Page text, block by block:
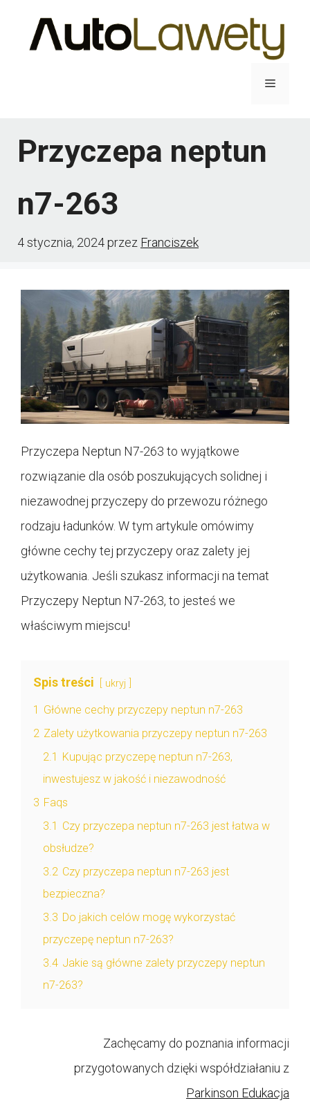
Menu
Przyczepa neptun
n7-263
4 stycznia, 2024przez Franciszek
Przyczepa Neptun N7-263 to wyjątkowe
rozwiązanie dla osób poszukujących solidnej i
niezawodnej przyczepy do przewozu różnego
rodzaju ładunków. W tym artykule omówimy
główne cechy tej przyczepy oraz zalety jej
użytkowania. Jeśli szukasz informacji na temat
Przyczepy Neptun N7-263, to jesteś we
właściwym miejscu!
Spis treści ukryj
1 Główne cechy przyczepy neptun n7-263
2 Zalety użytkowania przyczepy neptun n7-263
2.1 Kupując przyczepę neptun n7-263,
inwestujesz w jakość i niezawodność
3 Faqs
3.1 Czy przyczepa neptun n7-263 jest łatwa w
obsłudze?
3.2 Czy przyczepa neptun n7-263 jest
bezpieczna?
3.3 Do jakich celów mogę wykorzystać
przyczepę neptun n7-263?
3.4 Jakie są główne zalety przyczepy neptun
n7-263?
Zachęcamy do poznania informacji
przygotowanych dzięki współdziałaniu z
Parkinson Edukacja